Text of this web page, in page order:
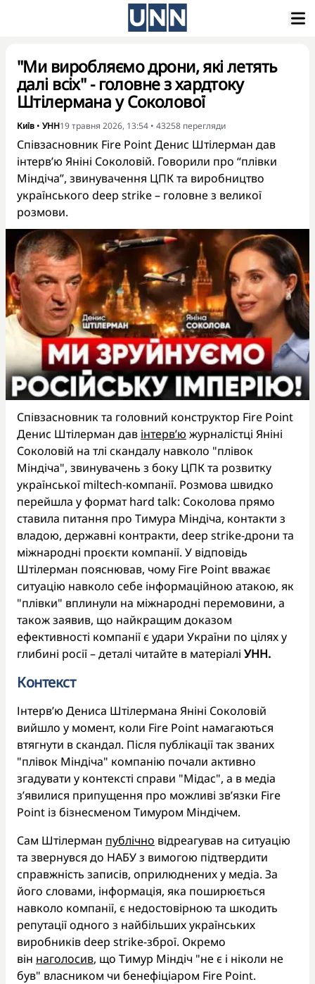
"Ми виробляємо дрони, які летять
далі всіх" - головне з хардтоку
Штілермана у Соколової
Київ • УНН19 травня 2026, 13:54 • 43258 перегляди
Співзасновник Fire Point Денис Штілерман дав
інтерв’ю Яніні Соколовій. Говорили про “плівки
Міндіча”, звинувачення ЦПК та виробництво
українського deep strike – головне з великої
розмови.
Співзасновник та головний конструктор Fire Point
Денис Штілерман дав інтерв’ю журналістці Яніні
Соколовій на тлі скандалу навколо "плівок
Міндіча", звинувачень з боку ЦПК та розвитку
української miltech-компанії. Розмова швидко
перейшла у формат hard talk: Соколова прямо
ставила питання про Тимура Міндіча, контакти з
владою, державні контракти, deep strike-дрони та
міжнародні проєкти компанії. У відповідь
Штілерман пояснював, чому Fire Point вважає
ситуацію навколо себе інформаційною атакою, як
"плівки" вплинули на міжнародні перемовини, а
також заявив, що найкращим доказом
ефективності компанії є удари України по цілях у
глибині росії – деталі читайте в матеріалі УНН.
Контекст
Інтерв’ю Дениса Штілермана Яніні Соколовій
вийшло у момент, коли Fire Point намагаються
втягнути в скандал. Після публікації так званих
"плівок Міндіча" компанію почали активно
згадувати у контексті справи "Мідас", а в медіа
з’явилися припущення про можливі зв’язки Fire
Point із бізнесменом Тимуром Міндічем.
Сам Штілерман публічно відреагував на ситуацію
та звернувся до НАБУ з вимогою підтвердити
справжність записів, оприлюднених у медіа. За
його словами, інформація, яка поширюється
навколо компанії, є недостовірною та шкодить
репутації одного з найбільших українських
виробників deep strike-зброї. Окремо
він наголосив, що Тимур Міндіч "не є і ніколи не
був" власником чи бенефіціаром Fire Point.